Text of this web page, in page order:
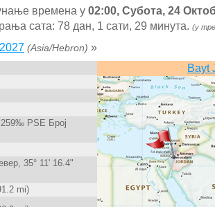
времена у 02:00, Субота, 24
сата: 78 дан, 1 сати, 29 минута. (у
(Asia/Hebron) »
PSE Број
35° 11' 16.4"
mi)
Bayt